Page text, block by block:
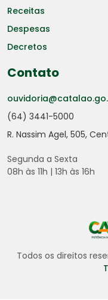
Receitas
Despesas
Decretos
Contato
(64) 3441-5000
R. Nassim Agel, 505,
Segunda a Sexta
08h às 11h | 13h às 16h
Todos os direitos